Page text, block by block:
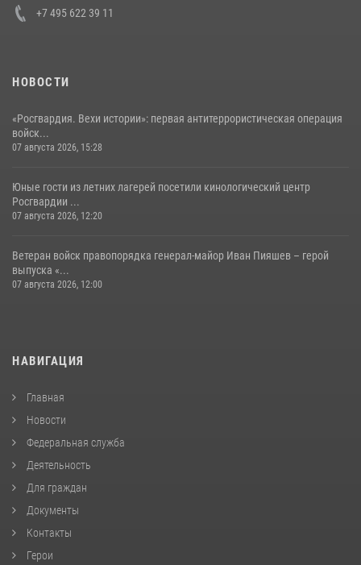
+7 495 622 39 11
НОВОСТИ
«Росгвардия. Вехи истории»: первая антитеррористическая операция
войск...
07 августа 2026, 15:28
Юные гости из летних лагерей посетили кинологический центр
Росгвардии ...
07 августа 2026, 12:20
Ветеран войск правопорядка генерал-майор Иван Пияшев – герой
выпуска «...
07 августа 2026, 12:00
НАВИГАЦИЯ
Главная
Новости
Федеральная служба
Деятельность
Для граждан
Документы
Контакты
Герои